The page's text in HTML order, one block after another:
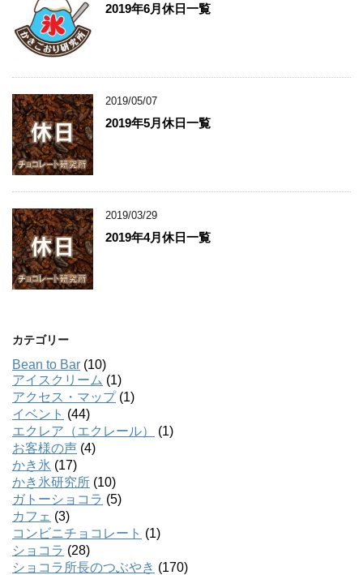
2019年6月休日一覧
2019/05/07
2019年5月休日一覧
2019/03/29
2019年4月休日一覧
カテゴリー
Bean to Bar (10)
アイスクリーム (1)
アクセス・マップ(1)
イベント (44)
エクレア（エクレール）
(1)
お客様の声 (4)
かき氷 (17)
かき氷研究所 (10)
ガトーショコラ (5)
カフェ (3)
コンビニチョコレート (1)
ショコラ (28)
ショコラ所長のつぶやき (170)